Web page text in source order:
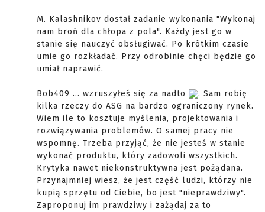
M. Kalashnikov dostał zadanie wykonania "Wykonaj
nam broń dla chłopa z pola". Każdy jest go w
stanie się nauczyć obsługiwać. Po krótkim czasie
umie go rozkładać. Przy odrobinie chęci będzie go
umiał naprawić.
Bob409 ... wzruszyłeś się za nadto
. Sam robię
kilka rzeczy do ASG na bardzo ograniczony rynek.
Wiem ile to kosztuje myślenia, projektowania i
rozwiązywania problemów. O samej pracy nie
wspomnę. Trzeba przyjąć, że nie jesteś w stanie
wykonać produktu, który zadowoli wszystkich.
Krytyka nawet niekonstruktywna jest pożądana.
Przynajmniej wiesz, że jest część ludzi, którzy nie
kupią sprzętu od Ciebie, bo jest "nieprawdziwy".
Zaproponuj im prawdziwy i zażądaj za to